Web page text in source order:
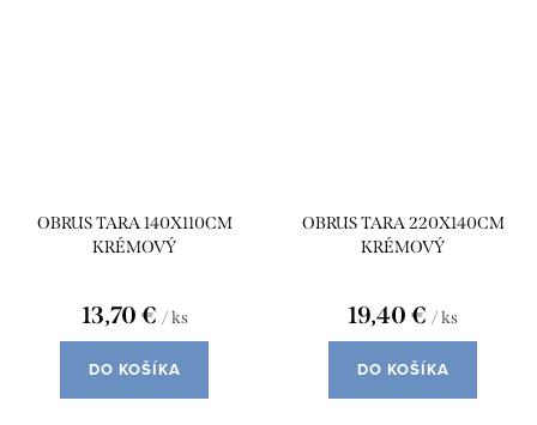
OBRUS TARA 140X110CM
KRÉMOVÝ
13,70 € / ks
DO KOŠÍKA
OBRUS TARA 220X140CM
KRÉMOVÝ
19,40 € / ks
DO KOŠÍKA